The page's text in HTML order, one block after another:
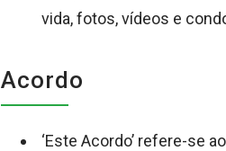
vida, fotos, vídeos e
Acordo
‘Este Acordo’ refere-se